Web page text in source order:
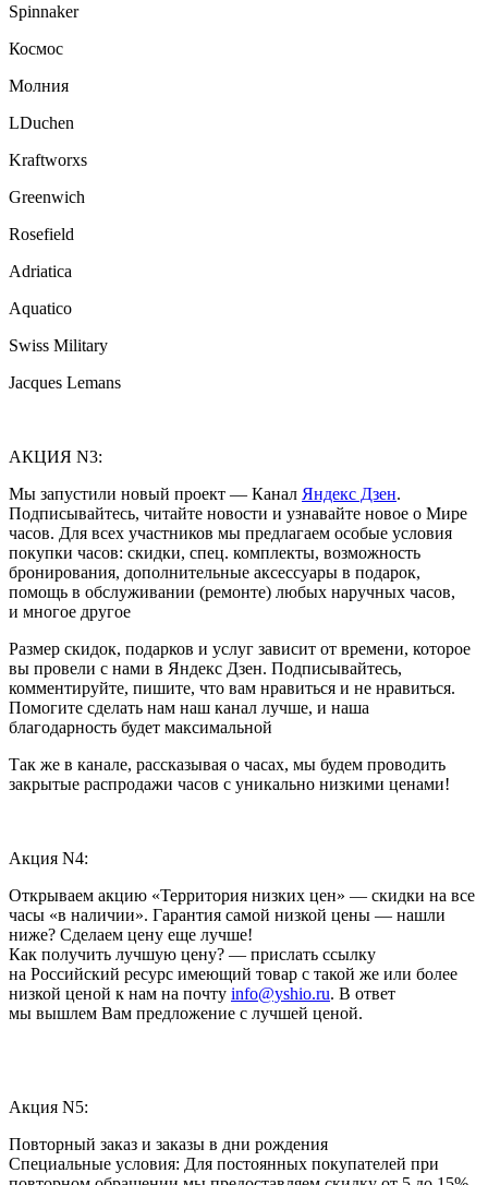
Spinnaker
Космос
Молния
LDuchen
Kraftworxs
Greenwich
Rosefield
Adriatica
Aquatico
Swiss Military
Jacques Lemans
АКЦИЯ N3:
Мы запустили новый проект — Канал Яндекс Дзен.
Подписывайтесь, читайте новости и узнавайте новое о Мире
часов. Для всех участников мы предлагаем особые условия
покупки часов: скидки, спец. комплекты, возможность
бронирования, дополнительные аксессуары в подарок,
помощь в обслуживании (ремонте) любых наручных часов,
и многое другое
Размер скидок, подарков и услуг зависит от времени, которое
вы провели с нами в Яндекс Дзен. Подписывайтесь,
комментируйте, пишите, что вам нравиться и не нравиться.
Помогите сделать нам наш канал лучше, и наша
благодарность будет максимальной
Так же в канале, рассказывая о часах, мы будем проводить
закрытые распродажи часов с уникально низкими ценами!
Акция N4:
Открываем акцию «Территория низких цен» — скидки на все
часы «в наличии». Гарантия самой низкой цены — нашли
ниже? Сделаем цену еще лучше!
Как получить лучшую цену? — прислать ссылку
на Российский ресурс имеющий товар с такой же или более
низкой ценой к нам на почту info@yshio.ru. В ответ
мы вышлем Вам предложение с лучшей ценой.
Акция N5:
Повторный заказ и заказы в дни рождения
Специальные условия: Для постоянных покупателей при